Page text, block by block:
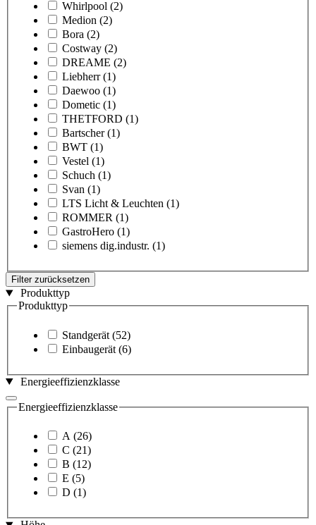
Whirlpool (2)
Medion (2)
Bora (2)
Costway (2)
DREAME (2)
Liebherr (1)
Daewoo (1)
Dometic (1)
THETFORD (1)
Bartscher (1)
BWT (1)
Vestel (1)
Schuch (1)
Svan (1)
LTS Licht & Leuchten (1)
ROMMER (1)
GastroHero (1)
siemens dig.industr. (1)
Filter zurücksetzen
Produkttyp
Produkttyp
Standgerät (52)
Einbaugerät (6)
Energieeffizienzklasse
Energieeffizienzklasse
A (26)
C (21)
B (12)
E (5)
D (1)